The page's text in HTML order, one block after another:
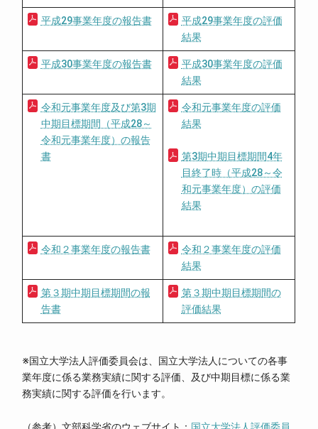
平成29事業年度の報告書
平成29事業年度の評価
結果
平成30事業年度の報告書
平成30事業年度の評価
結果
令和元事業年度及び第3期
中期目標期間（平成28～
令和元事業年度）の報告
書
令和元事業年度の評価
結果
第3期中期目標期間4年
目終了時（平成28～令
和元事業年度）の評価
結果
令和２事業年度の報告書
令和２事業年度の評価
結果
第３期中期目標期間の報
告書
第３期中期目標期間の
評価結果
※国立大学法人評価委員会は、国立大学法人についての各事
業年度に係る業務実績に関する評価、及び中期目標に係る業
務実績に関する評価を行います。